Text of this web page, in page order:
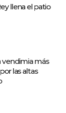
llena el patio
vendimia más
las altas